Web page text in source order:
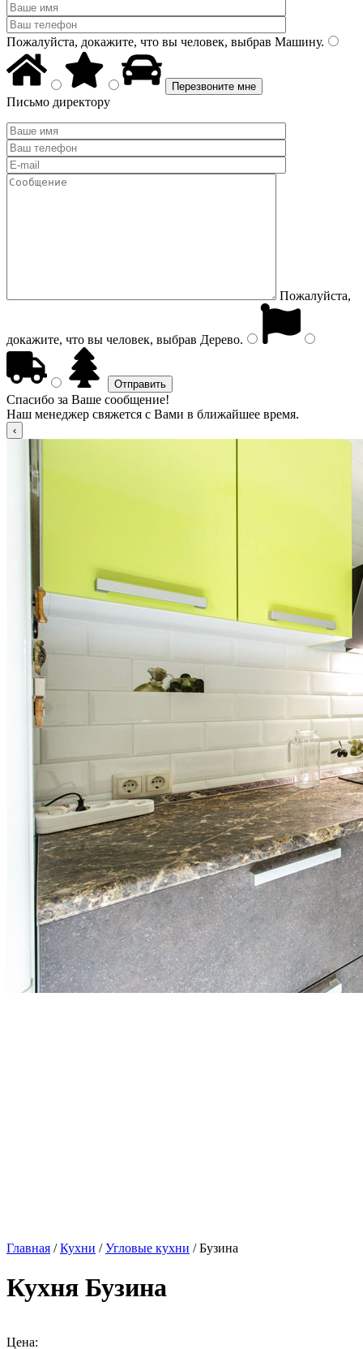
Пожалуйста, докажите, что вы человек, выбрав Машину.
Письмо директору
Пожалуйста,
докажите, что вы человек, выбрав Дерево.
Спасибо за Ваше сообщение!
Наш менеджер свяжется с Вами в ближайшее время.
Главная /Кухни /Угловые кухни / Бузина
Кухня Бузина
Цена: